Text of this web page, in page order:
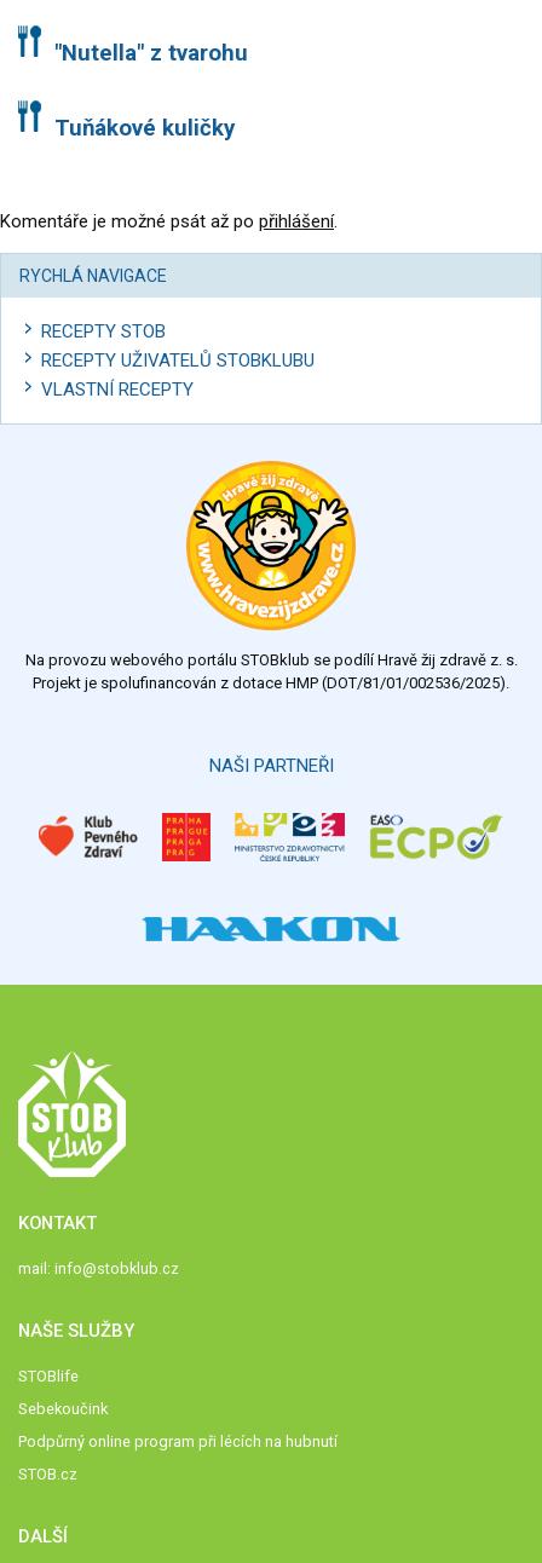
"Nutella" z tvarohu
Tuňákové kuličky
Komentáře je možné psát až po přihlášení.
RYCHLÁ NAVIGACE
RECEPTY STOB
RECEPTY UŽIVATELŮ STOBKLUBU
VLASTNÍ RECEPTY
Na provozu webového portálu STOBklub se podílí Hravě žij zdravě z. s.
Projekt je spolufinancován z dotace HMP (DOT/81/01/002536/2025).
NAŠI PARTNEŘI
KONTAKT
mail: info@stobklub.cz
NAŠE SLUŽBY
STOBlife
Sebekoučink
Podpůrný online program při lécích na hubnutí
STOB.cz
DALŠÍ